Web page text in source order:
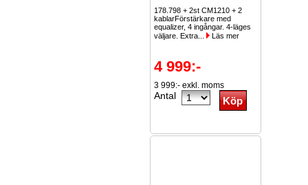
178.798 + 2st CM1210 + 2
kablarFörstärkare med
equalizer, 4 ingångar. 4-läges
väljare. Extra...
Läs mer
4 999:-
3 999:- exkl. moms
Antal